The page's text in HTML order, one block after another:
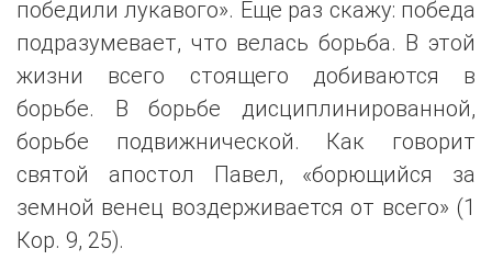
победили лукавого». Еще раз скажу: победа
подразумевает, что велась борьба. В этой
жизни всего стоящего добиваются в
борьбе. В борьбе дисциплинированной,
борьбе подвижнической. Как говорит
святой апостол Павел, «борющийся за
земной венец воздерживается от всего» (1
Кор. 9, 25).